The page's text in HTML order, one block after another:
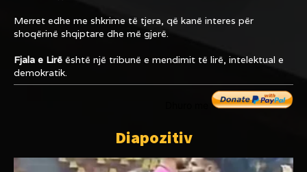
Merret edhe me shkrime të tjera, që kanë interes për
shoqërinë shqiptare dhe më gjerë.
Fjala e Lirë është një tribunë e mendimit të lirë, intelektual e
demokratik.
Diapozitiv